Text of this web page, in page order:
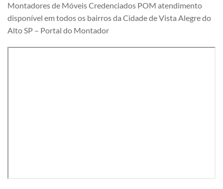
Montadores de Móveis Credenciados POM atendimento
disponível em todos os bairros da Cidade de Vista Alegre do
Alto SP – Portal do Montador